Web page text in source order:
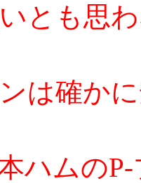
とも思
は確か
ハムの